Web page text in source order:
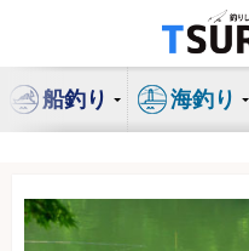
ン
船釣り 海釣り